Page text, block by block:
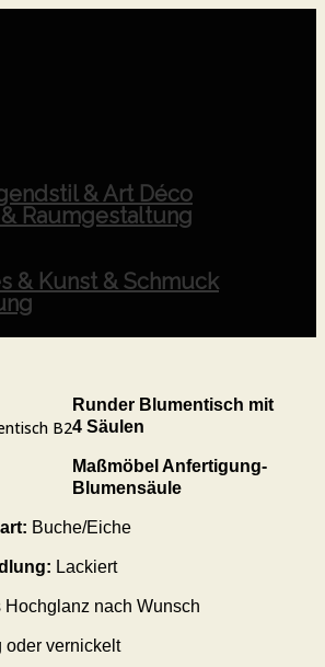
& Art Déco
Raumgestaltung
& Kunst & Schmuck
B2
Runder Blumentisch mit
4 Säulen
Maßmöbel Anfertigung-
Blumensäule
Buche/Eiche
Lackiert
Hochglanz nach Wunsch
oder vernickelt